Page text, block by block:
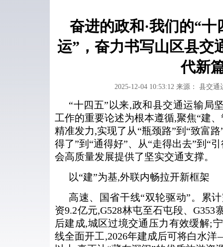
奋进的政和·我们的“
运”，奋力书写山区县交
代新
2025-12-04 10:53:12 来源： 县交通
“十四五”以来,政和县交通运输局
工作的重要论述为根本遵循,聚焦“建
精准发力,实现了从“瓶颈路”到“致富
得了”到“通得好”、从“走得出去”到“
会高质量发展提供了坚实交通支撑。
以“建”为基,外联内畅拉开新框架
高速、国省干线“双轮驱动”。累
资9.2亿元,G528林屯至石屯段、
后建成,城区过境交通压力有效缓解;
线全面开工,2026年建成后可将白水